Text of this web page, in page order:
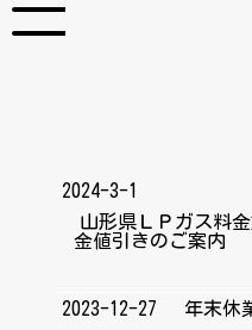
2024-3-1
山形県ＬＰガス料
金値引きのご案内
2023-12-27 年末休